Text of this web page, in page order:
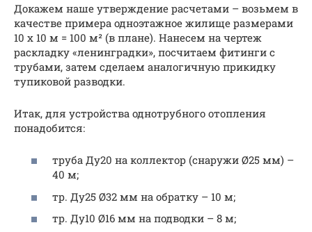
Докажем наше утверждение расчетами – возьмем в
качестве примера одноэтажное жилище размерами
10 х 10 м = 100 м² (в плане). Нанесем на чертеж
раскладку «ленинградки», посчитаем фитинги с
трубами, затем сделаем аналогичную прикидку
тупиковой разводки.
Итак, для устройства однотрубного отопления
понадобится:
труба Ду20 на коллектор (снаружи Ø25 мм) –
40 м;
тр. Ду25 Ø32 мм на обратку – 10 м;
тр. Ду10 Ø16 мм на подводки – 8 м;